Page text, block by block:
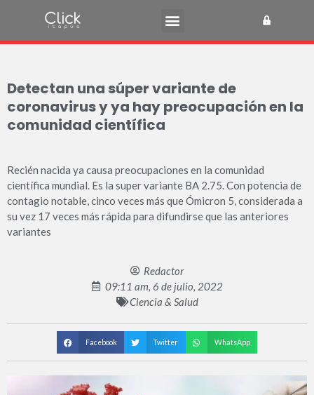
Detectan una súper variante de
coronavirus y ya hay preocupación en la
comunidad científica
Recién nacida ya causa preocupaciones en la comunidad
científica mundial. Es la super variante BA 2.75. Con potencia de
contagio notable, cinco veces más que Ómicron 5, considerada a
su vez 17 veces más rápida para difundirse que las anteriores
variantes
Redactor
09:11 am, 6 de julio, 2022
Ciencia & Salud
Facebook Twitter WhatsApp